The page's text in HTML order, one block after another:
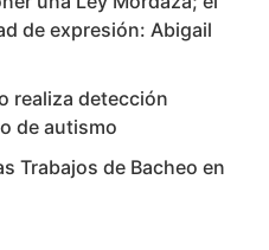
de expresión: Abigail
realiza detección
de autismo
Trabajos de Bacheo en